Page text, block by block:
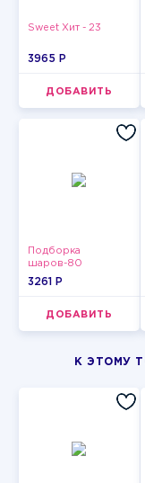
Sweet Хит - 23
3965 P
ДОБАВИТЬ
Подборка
шаров-80
3261 P
ДОБАВИТЬ
К ЭТОМУ